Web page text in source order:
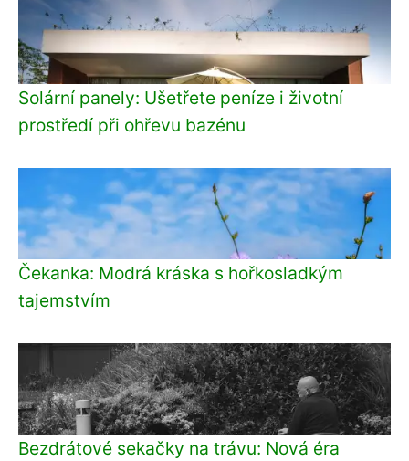
Solární panely: Ušetřete peníze i životní
prostředí při ohřevu bazénu
Čekanka: Modrá kráska s hořkosladkým
tajemstvím
Bezdrátové sekačky na trávu: Nová éra